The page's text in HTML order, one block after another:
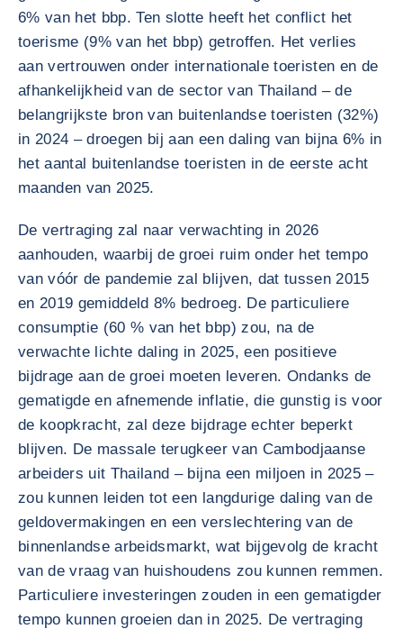
6% van het bbp. Ten slotte heeft het conflict het
toerisme (9% van het bbp) getroffen. Het verlies
aan vertrouwen onder internationale toeristen en de
afhankelijkheid van de sector van Thailand – de
belangrijkste bron van buitenlandse toeristen (32%)
in 2024 – droegen bij aan een daling van bijna 6% in
het aantal buitenlandse toeristen in de eerste acht
maanden van 2025.
De vertraging zal naar verwachting in 2026
aanhouden, waarbij de groei ruim onder het tempo
van vóór de pandemie zal blijven, dat tussen 2015
en 2019 gemiddeld 8% bedroeg. De particuliere
consumptie (60 % van het bbp) zou, na de
verwachte lichte daling in 2025, een positieve
bijdrage aan de groei moeten leveren. Ondanks de
gematigde en afnemende inflatie, die gunstig is voor
de koopkracht, zal deze bijdrage echter beperkt
blijven. De massale terugkeer van Cambodjaanse
arbeiders uit Thailand – bijna een miljoen in 2025 –
zou kunnen leiden tot een langdurige daling van de
geldovermakingen en een verslechtering van de
binnenlandse arbeidsmarkt, wat bijgevolg de kracht
van de vraag van huishoudens zou kunnen remmen.
Particuliere investeringen zouden in een gematigder
tempo kunnen groeien dan in 2025. De vertraging